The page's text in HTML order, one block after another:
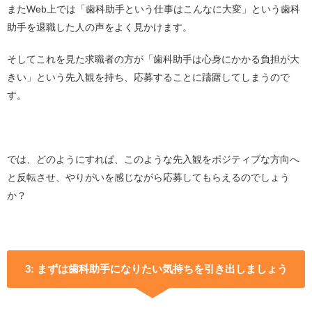
またWeb上では「歯科助手という仕事はこんなに大変」という歯科
助手を退職した人の声をよく見かけます。
そしてこれを見た求職者の方が「歯科助手は心身にかかる負担が大
きい」という先入観を持ち、応募することに躊躇してしまうので
す。
では、どのようにすれば、このような先入観をポジティブな方向へ
と反転させ、やりがいを感じながら応募してもらえるのでしょう
か？
3: まずは歯科助手になりたい気持ちを引き出しましょう